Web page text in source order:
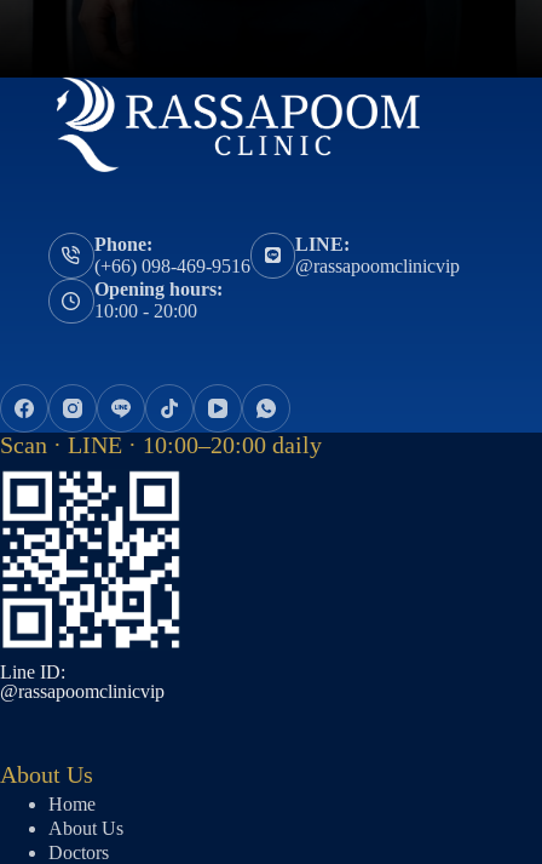
Phone:
(+66) 098-469-9516
LINE:
@rassapoomclinicvip
Opening hours:
10:00 - 20:00
Scan · LINE · 10:00–20:00 daily
Line ID:
@rassapoomclinicvip
About Us
Home
About Us
Doctors